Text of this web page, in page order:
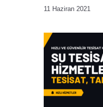
11 Haziran 2021